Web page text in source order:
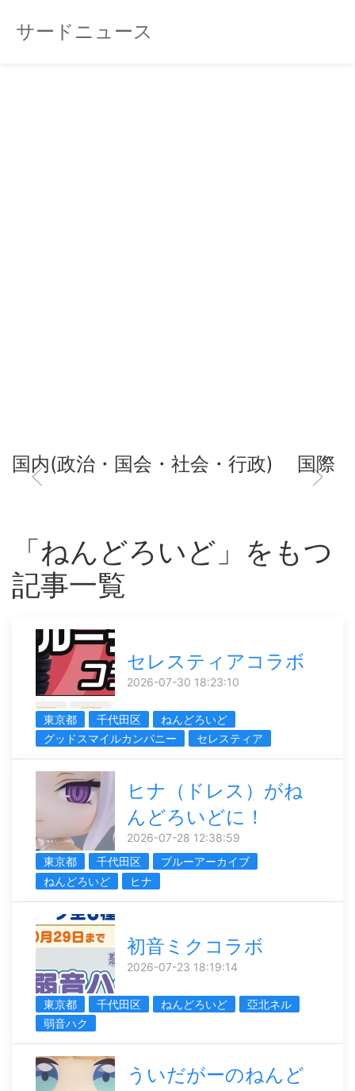
サードニュース
国内(政治・国会・社会・行政) 国際
「ねんどろいど」をもつ
記事一覧
セレスティアコラボ
2026-07-30 18:23:10
東京都 千代田区
ねんどろいど
グッドスマイルカンパニー
セレスティア
ヒナ（ドレス）がね
んどろいどに！
2026-07-28 12:38:59
東京都
千代田区
ブルーアーカイブ
ねんどろいど
ヒナ
初音ミクコラボ
2026-07-23 18:19:14
東京都 千代田区 ねんどろいど
亞北ネル
弱音ハク
ういだがーのねんど